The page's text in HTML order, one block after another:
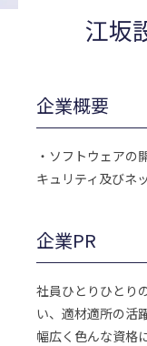
江坂
企業概要
・ソフトウェアの
キュリティ及びネ
企業PR
社員ひとりひとり
い、適材適所の活
幅広く色んな資格